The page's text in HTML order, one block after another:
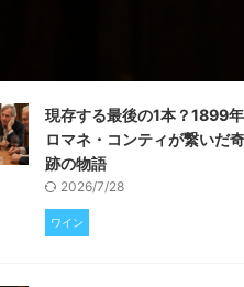
現存する最後の1本？1899年
ロマネ・コンティが繋いだ奇
跡の物語
2026/7/28
ワイン